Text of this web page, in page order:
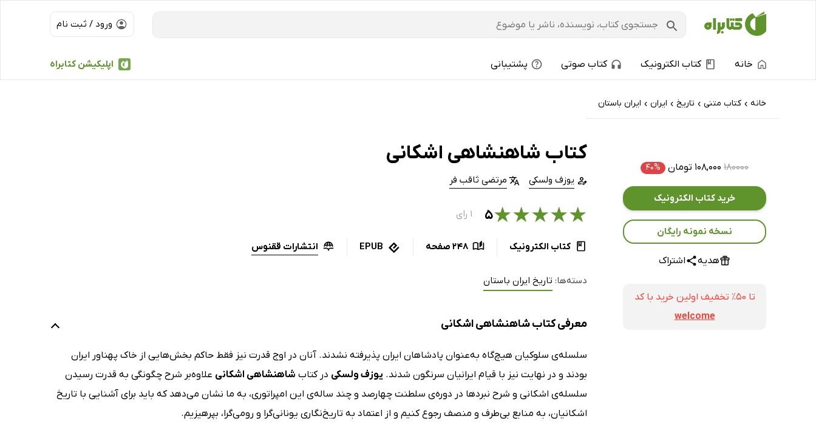
ورود / ثبت نام
اپلیکیشن کتابراه خانه کتاب الکترونیک کتاب صوتی پشتیبانی
خانه › کتاب‌ متنی › تاریخ › ایران › ایران باستان
۱۸۰۰۰۰ ۱۰۸,۰۰۰ تومان ۴۰%
خرید کتاب الکترونیک
نسخه نمونه رایگان
هدیه اشتراک
تا ۵۰٪ تخفیف اولین خرید با کد
welcome
کتاب شاهنشاهی اشکانی
یوزف ولسکی مرتضی ثاقب فر
★
★
★
★
★۵ ۱ رای
کتاب الکترونیک 248 صفحه EPUB انتشارات ققنوس
دسته‌ها: تاریخ ایران باستان
معرفی کتاب شاهنشاهی اشکانی
سلسله‌ی سلوکیان هیچ‌گاه به‌عنوان پادشاهان ایران پذیرفته نشدند. آنان در اوج قدرت نیز فقط حاکم بخش‌هایی از خاک پهناور ایران
بودند و در نهایت نیز با قیام ایرانیان سرنگون شدند. یوزف ولسکی در کتاب شاهنشاهی اشکانی علاوه‌بر شرح چگونگی به قدرت رسیدن
سلسله‌ی اشکانی و شرح نبردها در دوره‌ی سلطنت چهارصد و چند ساله‌ی این امپراتوری، به ما نشان می‌دهد که باید برای آشنایی با تاریخ
اشکانیان، به منابع بی‌طرف و منصف رجوع کنیم و از اعتماد به تاریخ‌نگاری یونانی‌گرا و رومی‌گرا، بپرهیزیم.